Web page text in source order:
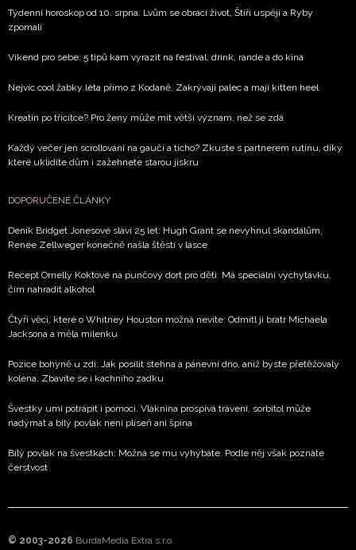
Týdenní horoskop od 10. srpna: Lvům se obrací život, Štíři uspějí a Ryby
zpomalí
Víkend pro sebe: 5 tipů kam vyrazit na festival, drink, rande a do kina
Nejvíc cool žabky léta přímo z Kodaně. Zakrývají palec a mají kitten heel
Kreatin po třicítce? Pro ženy může mít větší význam, než se zdá
Každý večer jen scrollování na gauči a ticho? Zkuste s partnerem rutinu, díky
které uklidíte dům i zažehnete starou jiskru
DOPORUČENÉ ČLÁNKY
Deník Bridget Jonesové slaví 25 let: Hugh Grant se nevyhnul skandálům,
Renée Zellweger konečně našla štěstí v lásce
Recept Ornelly Koktové na punčový dort pro děti: Má speciální vychytávku,
čím nahradit alkohol
Čtyři věci, které o Whitney Houston možná nevíte: Odmítl ji bratr Michaela
Jacksona a měla milenku
Pozice bohyně u zdi: Jak posílit stehna a pánevní dno, aniž byste přetěžovaly
kolena. Zbavíte se i kachního zadku
Švestky umí potrápit i pomoci. Vláknina prospívá trávení, sorbitol může
nadýmat a bílý povlak není plíseň ani špína
Bílý povlak na švestkách: Možná se mu vyhýbáte. Podle něj však poznáte
čerstvost
© 2003-2026 BurdaMedia Extra s.r.o.